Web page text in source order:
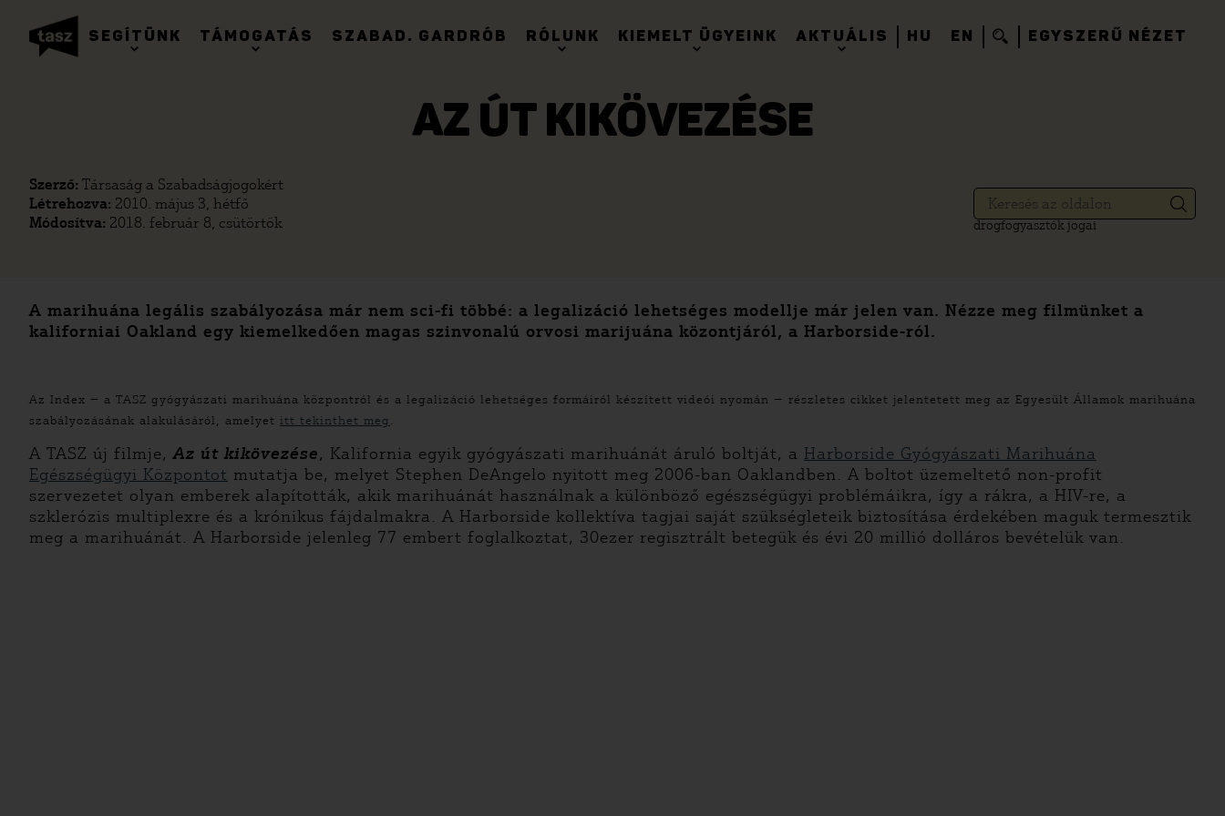
SEGÍTÜNK TÁMOGATÁS SZABAD. GARDRÓB RÓLUNK KIEMELT ÜGYEINK AKTUÁLIS HU EN EGYSZERŰ NÉZET
AZ ÚT KIKÖVEZÉSE
Szerző: Társaság a Szabadságjogokért
Létrehozva: 2010. május 3, hétfő
Módosítva: 2018. február 8, csütörtök drogfogyasztók jogai
A marihuána legális szabályozása már nem sci-fi többé: a legalizáció lehetséges modellje már jelen van. Nézze meg filmünket a
kaliforniai Oakland egy kiemelkedően magas szinvonalú orvosi marijuána közontjáról, a Harborside-ról.
Az Index – a TASZ gyógyászati marihuána központról és a legalizáció lehetséges formáiról készített videói nyomán – részletes cikket jelentetett meg az Egyesült Államok marihuána
szabályozásának alakulásáról , amelyet itt tekinthet meg .
A TASZ új filmje,Az út kikövezése, Kalifornia egyik gyógyászati marihuánát áruló boltját, a Harborside Gyógyászati Marihuána
Egészségügyi Központot mutatja be, melyet Stephen DeAngelo nyitott meg 2006-ban Oaklandben. A boltot üzemeltető non-profit
szervezetet olyan emberek alapították, akik marihuánát használnak a különböző egészségügyi problémáikra, így a rákra, a HIV-re, a
szklerózis multiplexre és a krónikus fájdalmakra. A Harborside kollektíva tagjai saját szükségleteik biztosítása érdekében maguk termesztik
meg a marihuánát. A Harborside jelenleg 77 embert foglalkoztat, 30ezer regisztrált betegük és évi 20 millió dolláros bevételük van.